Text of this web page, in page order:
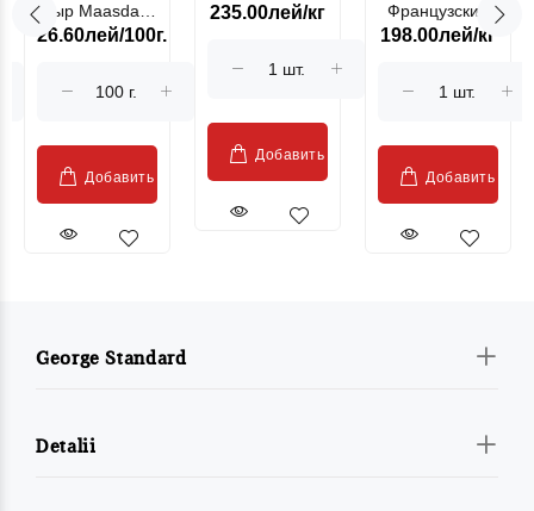
Сыр Maasdam
Sublime Cow
26.60лей/100г.
Добавить
лососевая
Moldovenesc"
235.00лей/кг
Добавить
Французский
гриль, кг
198.00лей/кг
Добавить
George Standard
Detalii